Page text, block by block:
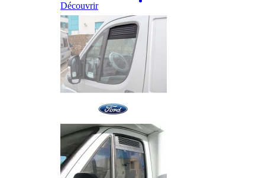
Découvrir